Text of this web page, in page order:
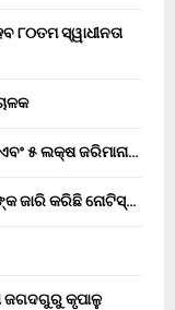
୮୦ତମ ସ୍ୱାଧୀନତା
₹୫ ଲକ୍ଷ ଜରିମାନା…
ଜାରି କରିଛି ନୋଟିସ୍…
ଜଗଦଗୁରୁ କୃପାଳୁ